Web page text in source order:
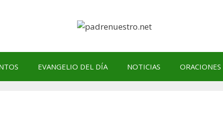
EVANGELIO DEL DÍA NOTICIAS ORACIONES